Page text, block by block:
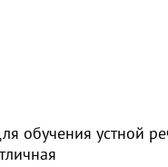
обучения устной